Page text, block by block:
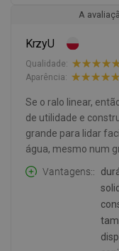
A
KrzyU
Qualidade:
Aparência:
Se o ralo linear,
de utilidade e
grande para lidar
água, mesmo num
Vantagens: